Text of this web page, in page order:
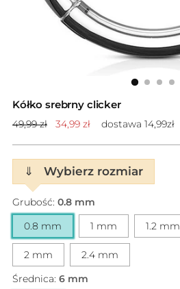
Kółko srebrny clicker
Cena
49,99 zł 34,99 zł dostawa 14,99zł
⇓ Wybierz rozmiar
Grubość: 0.8 mm
0.8 mm 1 mm 1.2 mm
2 mm 2.4 mm
Średnica: 6 mm